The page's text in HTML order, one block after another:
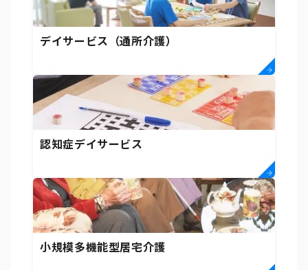
デイサービス（通所介護）
認知症デイサービス
小規模多機能型居宅介護